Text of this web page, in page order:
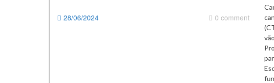
28/06/2024 0 comment